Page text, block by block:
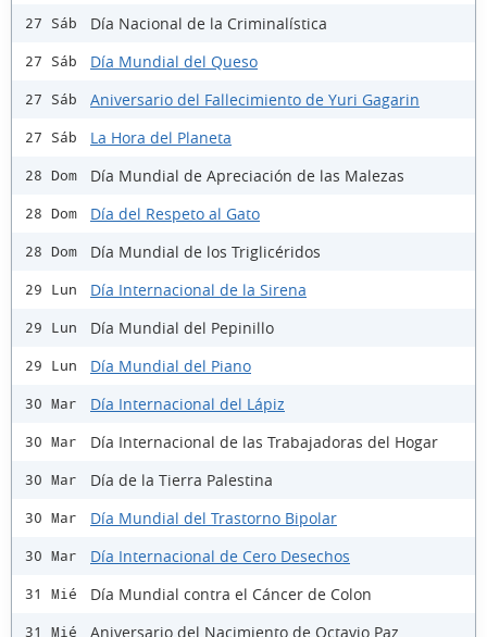
27 Sáb Día Nacional de la Criminalística
27 Sáb Día Mundial del Queso
27 Sáb Aniversario del Fallecimiento de Yuri Gagarin
27 Sáb La Hora del Planeta
28 Dom Día Mundial de Apreciación de las Malezas
28 Dom Día del Respeto al Gato
28 Dom Día Mundial de los Triglicéridos
29 Lun Día Internacional de la Sirena
29 Lun Día Mundial del Pepinillo
29 Lun Día Mundial del Piano
30 Mar Día Internacional del Lápiz
30 Mar Día Internacional de las Trabajadoras del Hogar
30 Mar Día de la Tierra Palestina
30 Mar Día Mundial del Trastorno Bipolar
30 Mar Día Internacional de Cero Desechos
31 Mié Día Mundial contra el Cáncer de Colon
31 Mié Aniversario del Nacimiento de Octavio Paz